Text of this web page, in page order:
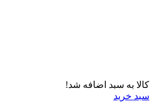
کالا به سبد اضافه شد!
سبد خرید